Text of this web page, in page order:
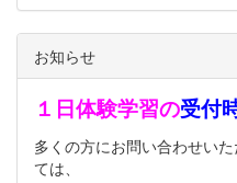
お知らせ
１日体験学習の受付
多くの方にお問い合わせい
ては、